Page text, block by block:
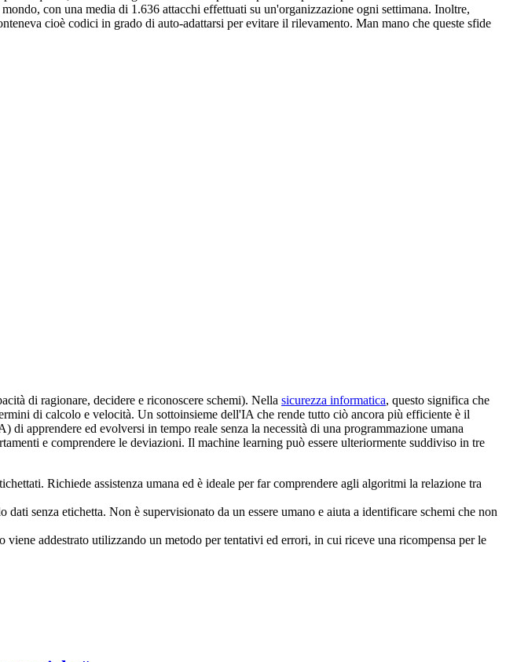
con una media di 1.636 attacchi effettuati su un'organizzazione ogni settimana. Inoltre,
cioè codici in grado di auto-adattarsi per evitare il rilevamento. Man mano che queste sfide
di ragionare, decidere e riconoscere schemi). Nella sicurezza informatica, questo significa che
di calcolo e velocità. Un sottoinsieme dell'IA che rende tutto ciò ancora più efficiente è il
apprendere ed evolversi in tempo reale senza la necessità di una programmazione umana
e comprendere le deviazioni. Il machine learning può essere ulteriormente suddiviso in tre
Richiede assistenza umana ed è ideale per far comprendere agli algoritmi la relazione tra
dati senza etichetta. Non è supervisionato da un essere umano e aiuta a identificare schemi che non
addestrato utilizzando un metodo per tentativi ed errori, in cui riceve una ricompensa per le